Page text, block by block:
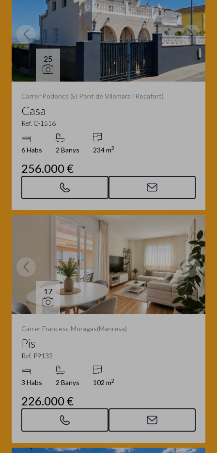
25
Carrer Podencs (El Pont de Vilomara i Rocafort)
Casa
Ref. C-1516
6 Habs 2 Banys 234 m2
256.000 €
17
Carrer Francesc Moragas(Manresa)
Pis
Ref. P9132
3 Habs 2 Banys 102 m2
226.000 €